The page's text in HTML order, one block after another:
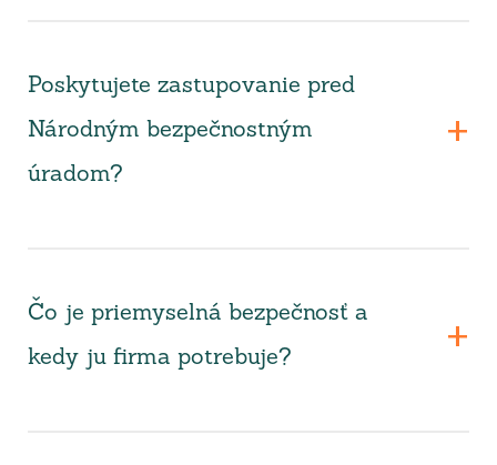
Poskytujete zastupovanie pred
Národným bezpečnostným
úradom?
Čo je priemyselná bezpečnosť a
kedy ju firma potrebuje?